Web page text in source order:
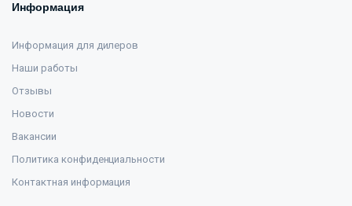
Информация
Информация для дилеров
Наши работы
Отзывы
Новости
Вакансии
Политика конфиденциальности
Контактная информация